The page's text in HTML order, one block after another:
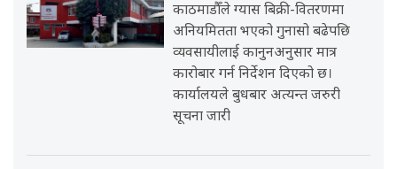
काठमाडौँले ग्यास बिक्री-वितरणमा
अनियमितता भएको गुनासो बढेपछि
व्यवसायीलाई कानुनअनुसार मात्र
कारोबार गर्न निर्देशन दिएको छ।
कार्यालयले बुधबार अत्यन्त जरुरी
सूचना जारी